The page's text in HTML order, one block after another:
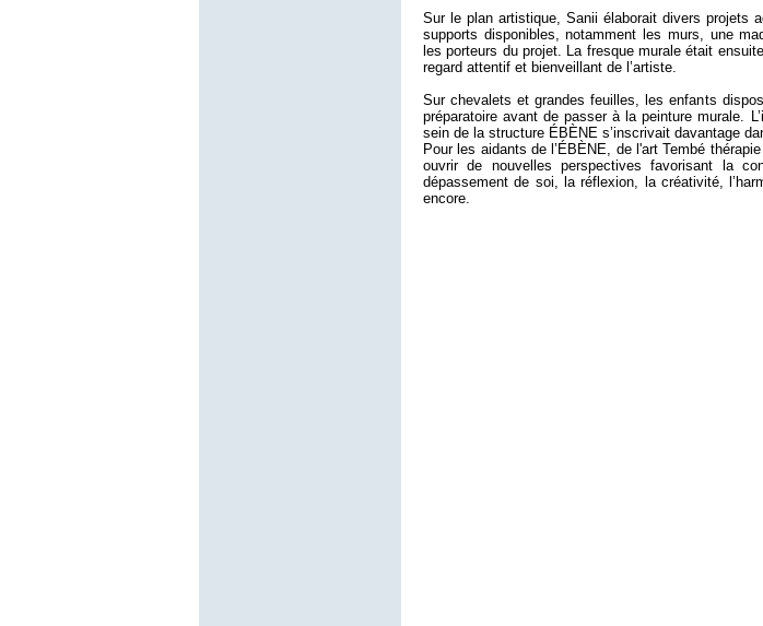
Sur le plan artistique, Sanii élaborait divers projets
supports disponibles, notamment les murs, une
les porteurs du projet. La fresque murale était
regard attentif et bienveillant de l’artiste.
Sur chevalets et grandes feuilles, les enfants
préparatoire avant de passer à la peinture murale.
sein de la structure ÉBÈNE s’inscrivait davantage
Pour les aidants de l’ÉBÈNE, de l'art Tembé
ouvrir de nouvelles perspectives favorisant la
dépassement de soi, la réflexion, la créativité,
encore.